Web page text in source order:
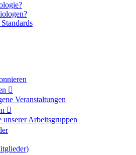
Veranstaltungen
unserer Arbeitsgruppen